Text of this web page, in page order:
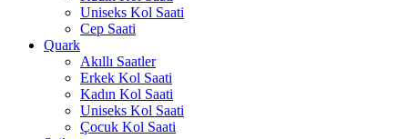
Uniseks Kol Saati
Cep Saati
Quark
Akıllı Saatler
Erkek Kol Saati
Kadın Kol Saati
Uniseks Kol Saati
Çocuk Kol Saati